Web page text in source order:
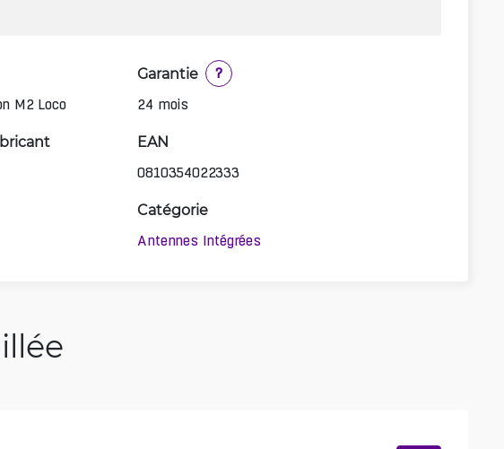
M2 Loco
Garantie
?
24 mois
EAN
0810354022333
Catégorie
Antennes Intégrées